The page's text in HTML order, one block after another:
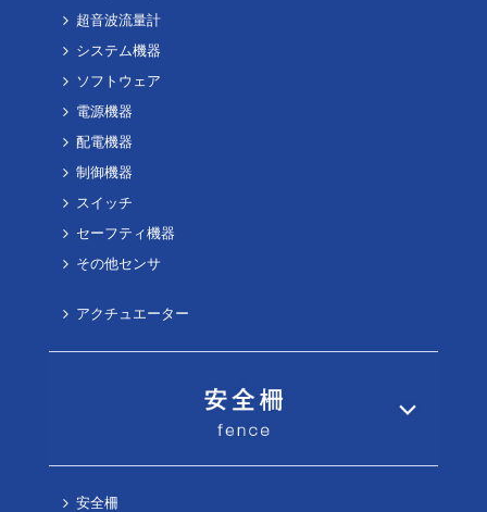
超音波流量計
システム機器
ソフトウェア
電源機器
配電機器
制御機器
スイッチ
セーフティ機器
その他センサ
アクチュエーター
安全柵